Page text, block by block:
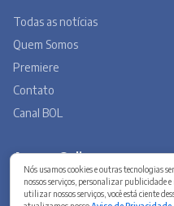
Nós usamos cookies e outras tecnologias
nossos serviços, personalizar publicidade
utilizar nossos serviços, você está ciente
Todas as notícias
Quem Somos
Premiere
Contato
Canal BOL
Acervo Online
Barbacena, um lugar a Beira do